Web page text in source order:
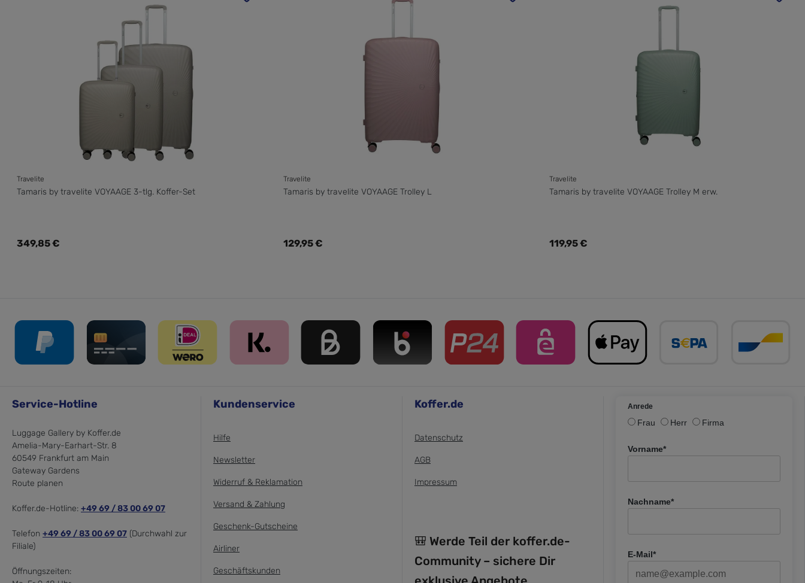
Travelite
Tamaris by travelite VOYAAGE 3-tlg. Koffer-Set
Regulärer Preis:
349,85 €
Travelite
Tamaris by travelite VOYAAGE Trolley L
Regulärer Preis:
129,95 €
Travelite
Tamaris by travelite VOYAAGE Trolley M erw.
Regulärer Preis:
119,95 €
Service-Hotline
Luggage Gallery by Koffer.de
Amelia-Mary-Earhart-Str. 8
60549 Frankfurt am Main
Gateway Gardens
Route planen
Koffer.de-Hotline: +49 69 / 83 00 69 07
Telefon +49 69 / 83 00 69 07 (Durchwahl zur
Filiale)
Öffnungszeiten:
Kundenservice
Hilfe
Newsletter
Widerruf & Reklamation
Versand & Zahlung
Geschenk-Gutscheine
Airliner
Geschäftskunden
Koffer.de
Datenschutz
AGB
Impressum
🎒 Werde Teil der koffer.de-
Community – sichere Dir
Anrede
Frau Herr Firma
Vorname*
Nachname*
E-Mail*